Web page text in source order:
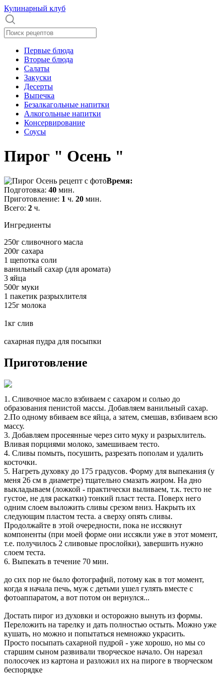
Кулинарный клуб
Первые блюда
Вторые блюда
Салаты
Закуски
Десерты
Выпечка
Безалкагольные напитки
Алкогольные напитки
Консервирование
Соусы
Пирог " Осень "
Время:
Подготовка: 40 мин.
Приготовление: 1 ч. 20 мин.
Всего: 2 ч.
Ингредиенты
250г сливочного масла
200г сахара
1 щепотка соли
ванильный сахар (для аромата)
3 яйца
500г муки
1 пакетик разрыхлителя
125г молока
1кг слив
сахарная пудра для посыпки
Приготовление
1. Сливочное масло взбиваем с сахаром и солью до
образования пенистой массы. Добавляем ванильный сахар.
2.По одному вбиваем все яйца, а затем, смешав, взбиваем всю
массу.
3. Добавляем просеянные через сито муку и разрыхлитель.
Вливая порциями молоко, замешиваем тесто.
4. Сливы помыть, посушить, разрезать пополам и удалить
косточки.
5. Нагреть духовку до 175 градусов. Форму для выпекания (у
меня 26 см в диаметре) тщательно смазать жиром. На дно
выкладываем (ложкой - практически выливаем, т.к. тесто не
густое, не для раскатки) тонкий пласт теста. Поверх него
одним слоем выложить сливы срезом вниз. Накрыть их
следующим пластом теста. а сверху опять сливы.
Продолжайте в этой очередности, пока не иссякнут
компоненты (при моей форме они иссякли уже в этот момент,
т.е. получилось 2 сливовые прослойки), завершить нужно
слоем теста.
6. Выпекать в течение 70 мин.
до сих пор не было фотографий, потому как в тот момент,
когда я начала печь, муж с детьми ушел гулять вместе с
фотоаппаратом, а вот потом он вернулся...
Достать пирог из духовки и осторожно вынуть из формы.
Переложить на тарелку и дать полностью остыть. Можно уже
кушать, но можно и попытаться немножко украсить.
Просто посыпать сахарной пудрой - уже хорошо, но мы со
старшим сыном развивали творческое начало. Он нарезал
полосочек из картона и разложил их на пироге в творческом
беспорядке